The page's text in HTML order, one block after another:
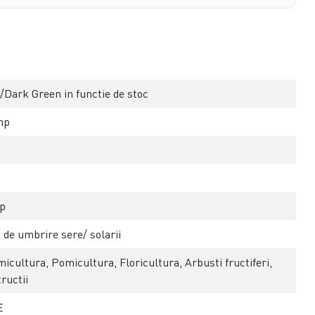
Dark Green in functie de stoc
de umbrire sere/ solarii
Pomicultura, Floricultura, Arbusti fructiferi,